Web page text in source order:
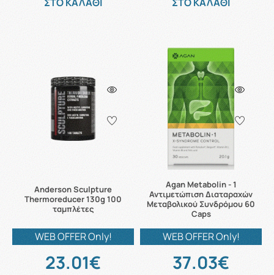
Anderson Sculpture
Thermoreducer 130g 100
ταμπλέτες
WEB OFFER Only!
23.01€
Agan Metabolin - 1
Αντιμετώπιση Διαταραχών
Μεταβολικού Συνδρόμου 60
Caps
WEB OFFER Only!
37.03€